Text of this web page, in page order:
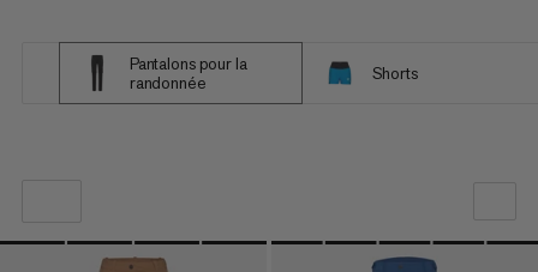
Pantalons pour la
randonnée
Shorts
NOTRE SELECTION